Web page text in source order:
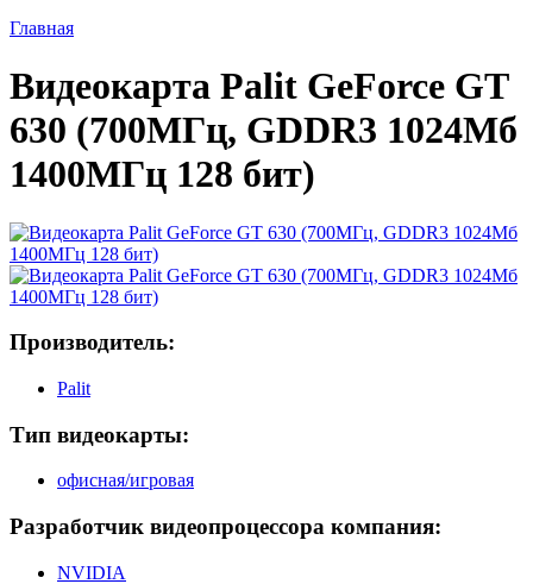
Главная
Видеокарта Palit GeForce GT
630 (700МГц, GDDR3 1024Мб
1400МГц 128 бит)
Производитель:
Palit
Тип видеокарты:
офисная/игровая
Разработчик видеопроцессора компания:
NVIDIA